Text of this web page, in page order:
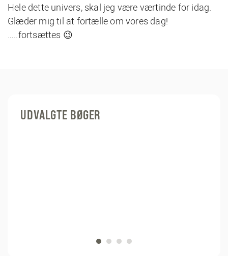
Hele dette univers, skal jeg være værtinde for idag.
Glæder mig til at fortælle om vores dag!
…..fortsættes 😉
UDVALGTE BØGER